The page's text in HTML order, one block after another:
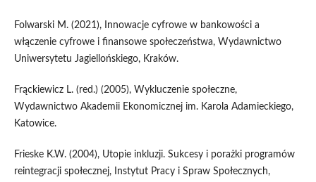
Folwarski M. (2021), Innowacje cyfrowe w bankowości a
włączenie cyfrowe i finansowe społeczeństwa, Wydawnictwo
Uniwersytetu Jagiellońskiego, Kraków.
Frąckiewicz L. (red.) (2005), Wykluczenie społeczne,
Wydawnictwo Akademii Ekonomicznej im. Karola Adamieckiego,
Katowice.
Frieske K.W. (2004), Utopie inkluzji. Sukcesy i porażki programów
reintegracji społecznej, Instytut Pracy i Spraw Społecznych,